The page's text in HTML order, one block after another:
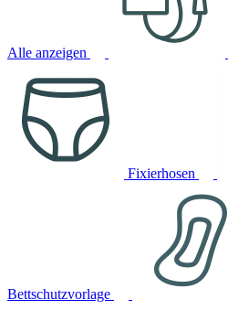
Alle anzeigen
Fixierhosen
Bettschutzvorlage